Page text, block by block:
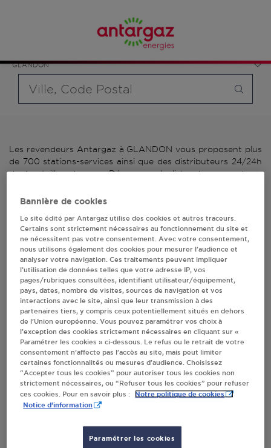
GLANDON
bouteille souhaité et le type de point de vente (revendeur /
distributeur automatique de bouteilles de gaz ou station GPL
carburant)
Les revendeurs Antargaz à GLANDON vous proposent plus
de 700 stations-services ainsi que des distributeurs 24/24h
de bouteilles de gaz. Découvrez la liste des revendeurs
votre stations GPL ou distributeurs de bouteilles de gaz.
2 revendeur(s) Antargaz
à GLANDON
Villes
DISTRIBUTEUR AUTOMATIQUE 24/24
INTERMARCHE GLANDON
ROUTE DE BRIVE
87500GLANDON
S'Y RENDRE
INTERMARCHE SUPER CECIBERT SA
Bannière de cookies
Le site édité par Antargaz utilise des cookies et autres traceurs.
Certains sont strictement nécessaires au fonctionnement du site et
ne nécessitent pas votre consentement. Avec votre consentement,
nous utilisons également des cookies pour mesurer l’audience et
analyser votre navigation. Ces traitements peuvent impliquer
l’utilisation de données telles que votre adresse IP, vos
pages/rubriques consultées, identifiant utilisateur/équipement,
pays, dates, nombre de visites, sources de navigation et vos
interactions avec le site, ainsi que leur transmission à des
partenaires tiers, y compris ceux potentiellement situés en dehors
de l’Union européenne. Vous pouvez paramétrer vos choix à
l’exception des cookies strictement nécessaires en cliquant sur «
Paramétrer les cookies » ci-dessous. Le refus ou le retrait de votre
consentement n’affecte pas l’accès au site, mais peut limiter
certaines fonctionnalités ou mesures d’audience. Choisissez
“Accepter tous les cookies” pour autoriser tous les cookies non
strictement nécessaires, ou “Refuser tous les cookies” pour refuser
ces cookies. Pour en savoir plus :
Notre politique de cookies
Notice d'information
Paramétrer les cookies